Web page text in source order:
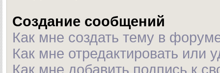
Создание сообщений
Как мне создать тему в
Как мне отредактировать или
Как мне добавить подпись к